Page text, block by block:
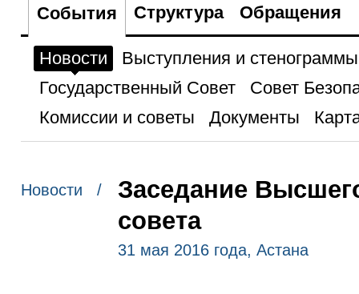
События Структура Обращения
Новости
Выступления и стенограммы
Государственный Совет
Совет
Комиссии и советы
Документы
Новости /
Заседание
совета
31 мая 2016 года, Астана